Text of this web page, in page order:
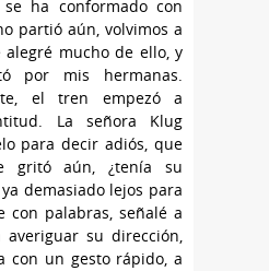
ha conformado con
partió aún, volvimos a
alegré mucho de ello, y
por mis hermanas.
el tren empezó a
La señora Klug
para decir adiós, que
gritó aún, ¿tenía su
demasiado lejos para
con palabras, señalé a
averiguar su dirección,
con un gesto rápido, a